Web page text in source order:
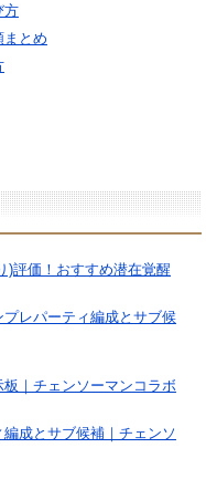
方
まとめ
)評価！おすすめ潜在覚醒
プレパーティ編成とサブ候
板｜チェンソーマンコラボ
成とサブ候補｜チェンソ